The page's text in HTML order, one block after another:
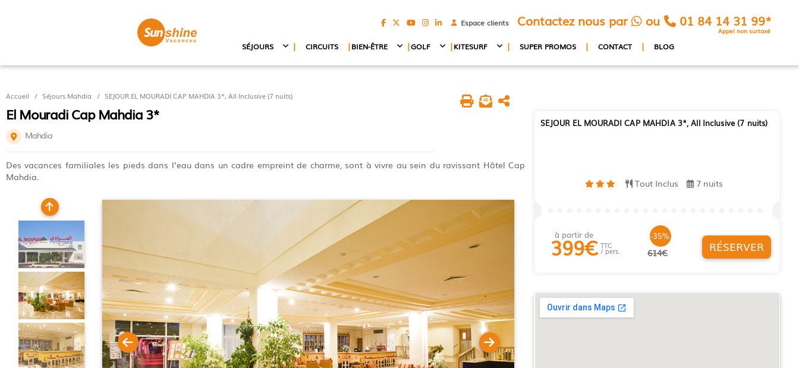
SÉJOURS | CIRCUITS |BIEN-ÊTRE |GOLF |KITESURF | SUPER PROMOS | CONTACT | BLOG
Espace clients Contactez nous par ou 01 84 14 31 99*
Appel non surtaxé
Accueil Séjours Mahdia SEJOUR EL MOURADI CAP MAHDIA 3*, All Inclusive (7 nuits)
El Mouradi Cap Mahdia 3*
Mahdia
Des vacances familiales les pieds dans l’eau dans un cadre empreint de charme, sont à vivre au sein du ravissant Hôtel Cap
Mahdia.
SEJOUR EL MOURADI CAP MAHDIA 3*, All Inclusive (7 nuits)
Tout Inclus 7 nuits
à partir de
399€ TTC
/ pers.
-35%
614€ RÉSERVER